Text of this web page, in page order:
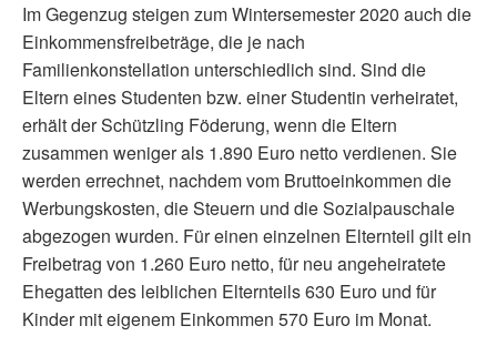
Im Gegenzug steigen zum Wintersemester 2020 auch die
Einkommensfreibeträge, die je nach
Familienkonstellation unterschiedlich sind. Sind die
Eltern eines Studenten bzw. einer Studentin verheiratet,
erhält der Schützling Föderung, wenn die Eltern
zusammen weniger als 1.890 Euro netto verdienen. Sie
werden errechnet, nachdem vom Bruttoeinkommen die
Werbungskosten, die Steuern und die Sozialpauschale
abgezogen wurden. Für einen einzelnen Elternteil gilt ein
Freibetrag von 1.260 Euro netto, für neu angeheiratete
Ehegatten des leiblichen Elternteils 630 Euro und für
Kinder mit eigenem Einkommen 570 Euro im Monat.